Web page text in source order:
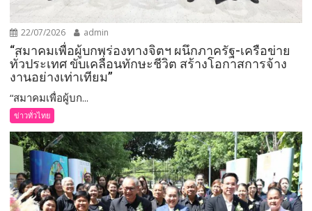
22/07/2026 admin
“สมาคมเพื่อผู้บกพร่องทางจิตฯ ผนึกภาครัฐ-เครือข่าย
ทั่วประเทศ ขับเคลื่อนทักษะชีวิต สร้างโอกาสการจ้าง
งานอย่างเท่าเทียม”
“สมาคมเพื่อผู้บก...
ข่าวทั่วไทย